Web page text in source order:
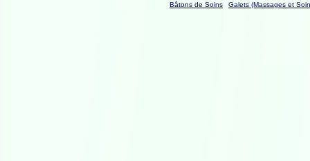
Bâtons de Soins
Galets (Massages et